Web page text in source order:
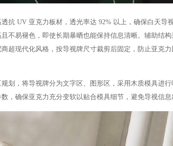
UV 亚克力板材，透光率达 92% 以上，确保白天导
不易褪色，即使长期暴晒也能保持信息清晰。辅助结
超现代化风格，按导视牌尺寸裁剪后固定，防止亚克
，将导视牌分为文字区、图形区，采用木质模具进行
，确保亚克力充分变软以贴合模具细节，避免导视信息